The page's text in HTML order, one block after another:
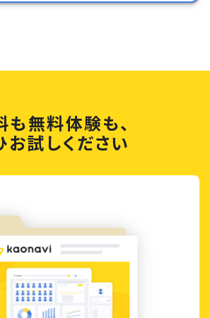
も無料体験も、
お試しください